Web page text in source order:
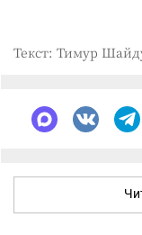
Текст: Тимур